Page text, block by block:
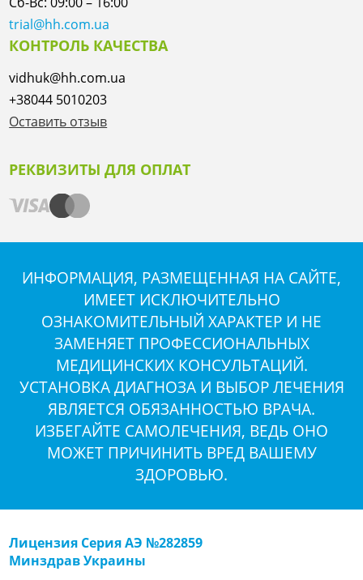
trial@hh.com.ua
КОНТРОЛЬ КАЧЕСТВА
vidhuk@hh.com.ua
+38044 5010203
Оставить отзыв
РЕКВИЗИТЫ ДЛЯ ОПЛАТ
ИНФОРМАЦИЯ, РАЗМЕЩЕННАЯ НА САЙТЕ,
ИМЕЕТ ИСКЛЮЧИТЕЛЬНО
ОЗНАКОМИТЕЛЬНЫЙ ХАРАКТЕР И НЕ
ЗАМЕНЯЕТ ПРОФЕССИОНАЛЬНЫХ
МЕДИЦИНСКИХ КОНСУЛЬТАЦИЙ.
УСТАНОВКА ДИАГНОЗА И ВЫБОР ЛЕЧЕНИЯ
ЯВЛЯЕТСЯ ОБЯЗАННОСТЬЮ ВРАЧА.
ИЗБЕГАЙТЕ САМОЛЕЧЕНИЯ, ВЕДЬ ОНО
МОЖЕТ ПРИЧИНИТЬ ВРЕД ВАШЕМУ
ЗДОРОВЬЮ.
Лицензия Серия АЭ №282859
Минздрав Украины